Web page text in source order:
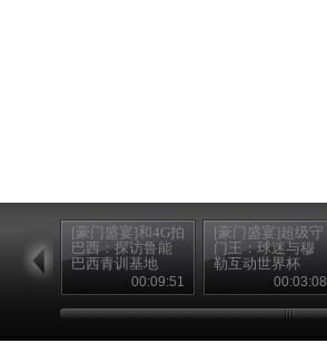
[豪门盛宴]和4G拍
巴西：探访鲁能
巴西青训基地
00:09:51
[豪门盛宴]超级守
门王：球迷与穆
勒互动世界杯
00:03:08